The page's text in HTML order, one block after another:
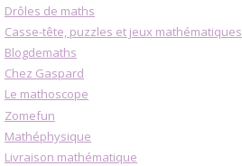
Drôles de maths
Casse-tête, puzzles et jeux mathématiques
Blogdemaths
Chez Gaspard
Le mathoscope
Zomefun
Mathéphysique
Livraison mathématique